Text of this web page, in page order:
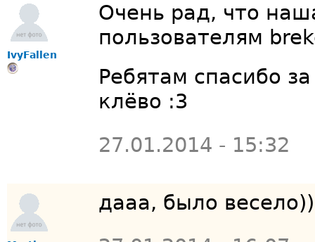
IvyFallen
Очень рад, что
пользователям
Ребятам спасибо
клёво :3
27.01.2014 - 15:32
дааа, было весело))